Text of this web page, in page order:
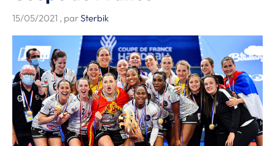
15/05/2021 , parSterbik